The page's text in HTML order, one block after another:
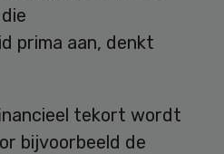
prima aan, denkt
tekort wordt
bijvoorbeeld de